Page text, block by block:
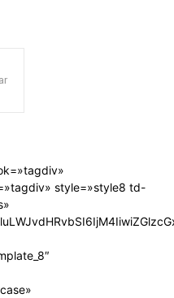
style=»style8 td-